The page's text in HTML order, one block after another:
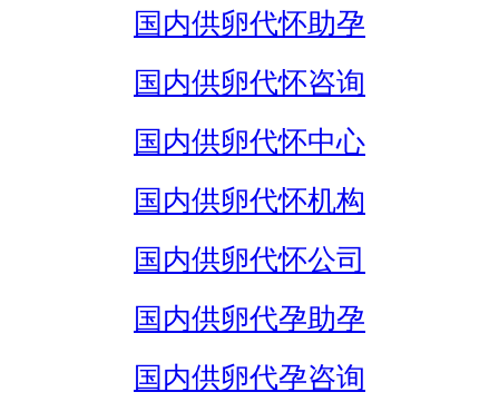
国内供卵代怀助孕
国内供卵代怀咨询
国内供卵代怀中心
国内供卵代怀机构
国内供卵代怀公司
国内供卵代孕助孕
国内供卵代孕咨询